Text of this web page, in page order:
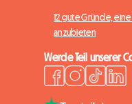
12 gute Gründe,
anzubieten
Werde Teil unserer